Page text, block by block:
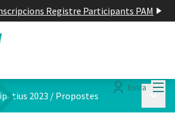
Registre Participants PAM
Entra
2023 / Propostes